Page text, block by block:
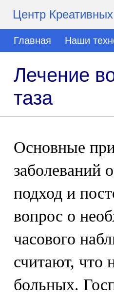
Центр
Главная Наши
Лечение
таза
Основные
заболеваний
подход и
вопрос о
часового
считают, что
больных.